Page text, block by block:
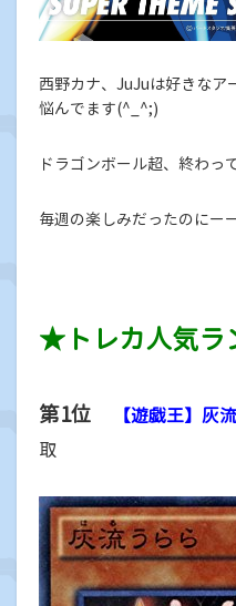
西野カナ、JuJuは好きなア
悩んでます(^_^;)
ドラゴンボール超、終わっ
毎週の楽しみだったのにー
★トレカ人気
第1位 【遊戯王】 灰
取